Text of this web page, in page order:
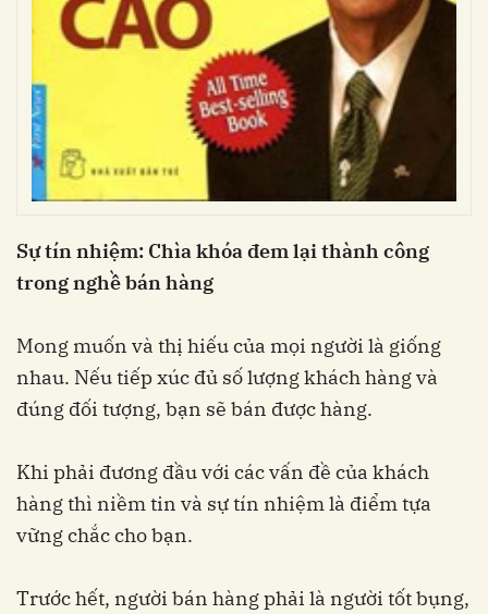
Sự tín nhiệm: Chìa khóa đem lại thành công
trong nghề bán hàng
Mong muốn và thị hiếu của mọi người là giống
nhau. Nếu tiếp xúc đủ số lượng khách hàng và
đúng đối tượng, bạn sẽ bán được hàng.
Khi phải đương đầu với các vấn đề của khách
hàng thì niềm tin và sự tín nhiệm là điểm tựa
vững chắc cho bạn.
Trước hết, người bán hàng phải là người tốt bụng,